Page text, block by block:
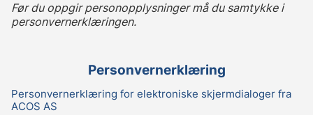
Før du oppgir personopplysninger må du samtykke i
personvernerklæringen.
Personvernerklæring
Personvernerklæring for elektroniske skjermdialoger fra
ACOS AS